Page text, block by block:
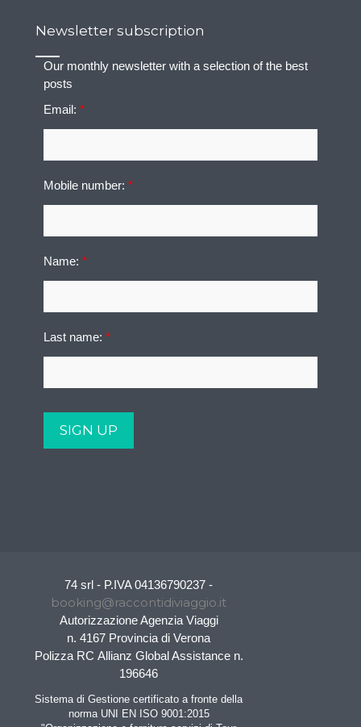
Newsletter subscription
Our monthly newsletter with a selection of the best
posts
Email:*
Mobile number:*
Name:*
Last name:*
74 srl - P.IVA 04136790237 -
booking@raccontidiviaggio.it
Autorizzazione Agenzia Viaggi
n. 4167 Provincia di Verona
Polizza RC Allianz Global Assistance n.
196646
Sistema di Gestione certificato a fronte della
norma UNI EN ISO 9001:2015